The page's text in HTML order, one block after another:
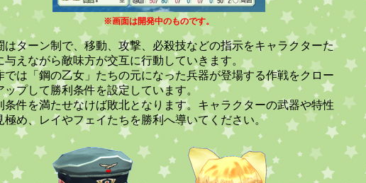
※画面は開発中のものです。
はターン制で、移動、攻撃、必殺技などの指示をキャラクターた
与えながら敵味方が交互に行動していきます。
では「鋼の乙女」たちの元になった兵器が登場する作戦をクロー
ップして勝利条件を設定しています。
条件を満たせなけば敗北となります。キャラクターの武器や特性
極め、レイやフェイたちを勝利へ導いてください。